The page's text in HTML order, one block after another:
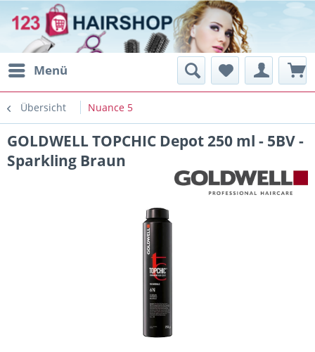
Menü
Übersicht Nuance 5
GOLDWELL TOPCHIC Depot 250 ml - 5BV -
Sparkling Braun